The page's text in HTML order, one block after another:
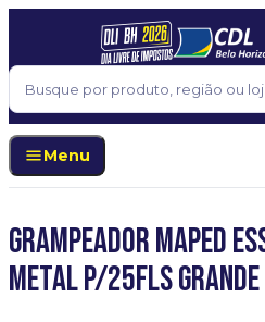
Pular para o conteúdo
Buscar
Menu
GRAMPEADOR MAPED
METAL P/25FLS